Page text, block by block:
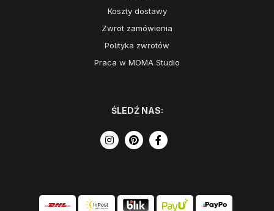
Koszty dostawy
Zwrot zamówienia
Polityka zwrotów
Praca w MOMA Studio
ŚLEDŹ NAS: